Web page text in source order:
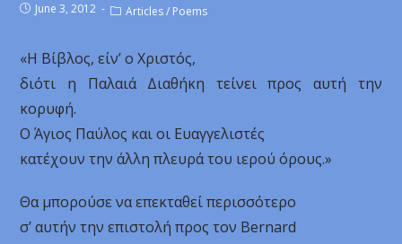
June 3, 2012 Articles / Poems
«Η Βίβλος, είν’ ο Χριστός,
διότι η Παλαιά Διαθήκη τείνει προς αυτή την
κορυφή.
Ο Άγιος Παύλος και οι Ευαγγελιστές
κατέχουν την άλλη πλευρά του ιερού όρους.»
Θα μπορούσε να επεκταθεί περισσότερο
σ’ αυτήν την επιστολή προς τον Bernard